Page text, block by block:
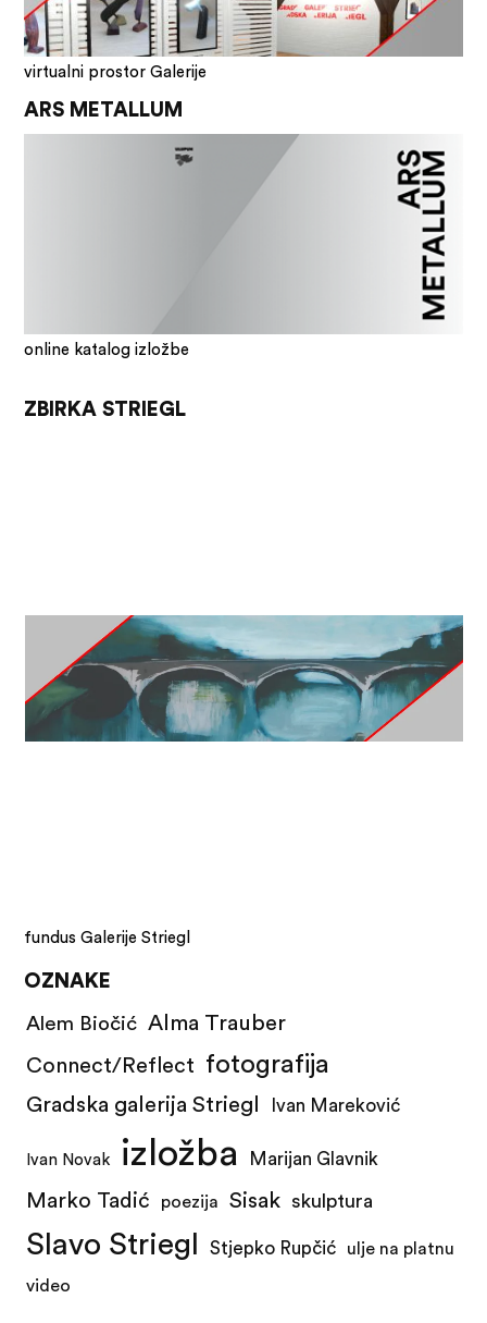
virtualni prostor Galerije
ARS METALLUM
online katalog izložbe
ZBIRKA STRIEGL
fundus Galerije Striegl
OZNAKE
Alem Biočić Alma Trauber
Connect/Reflect fotografija
Gradska galerija Striegl Ivan Mareković
Ivan Novak izložba Marijan Glavnik
Marko Tadić poezija Sisak skulptura
Slavo Striegl Stjepko Rupčić ulje na platnu
video